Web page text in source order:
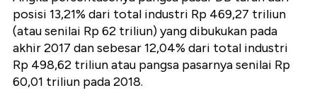
posisi 13,21% dari total industri Rp 469,27 triliun
(atau senilai Rp 62 triliun) yang dibukukan pada
akhir 2017 dan sebesar 12,04% dari total industri
Rp 498,62 triliun atau pangsa pasarnya senilai Rp
60,01 triliun pada 2018.